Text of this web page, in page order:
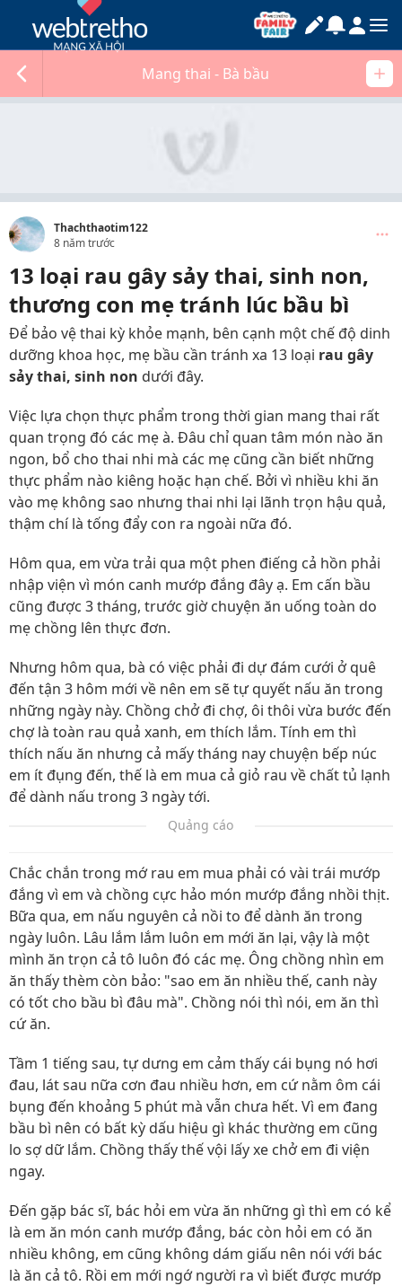
Mang thai - Bà bầu
Thachthaotim122
8 năm trước
13 loại rau gây sảy thai, sinh non,
thương con mẹ tránh lúc bầu bì
Để bảo vệ thai kỳ khỏe mạnh, bên cạnh một chế độ dinh
dưỡng khoa học, mẹ bầu cần tránh xa 13 loại rau gây
sảy thai, sinh non dưới đây.
Việc lựa chọn thực phẩm trong thời gian mang thai rất
quan trọng đó các mẹ à. Đâu chỉ quan tâm món nào ăn
ngon, bổ cho thai nhi mà các mẹ cũng cần biết những
thực phẩm nào kiêng hoặc hạn chế. Bởi vì nhiều khi ăn
vào mẹ không sao nhưng thai nhi lại lãnh trọn hậu quả,
thậm chí là tống đẩy con ra ngoài nữa đó.
Hôm qua, em vừa trải qua một phen điếng cả hồn phải
nhập viện vì món canh mướp đắng đây ạ. Em cấn bầu
cũng được 3 tháng, trước giờ chuyện ăn uống toàn do
mẹ chồng lên thực đơn.
Nhưng hôm qua, bà có việc phải đi dự đám cưới ở quê
đến tận 3 hôm mới về nên em sẽ tự quyết nấu ăn trong
những ngày này. Chồng chở đi chợ, ôi thôi vừa bước đến
chợ là toàn rau quả xanh, em thích lắm. Tính em thì
thích nấu ăn nhưng cả mấy tháng nay chuyện bếp núc
em ít đụng đến, thế là em mua cả giỏ rau về chất tủ lạnh
để dành nấu trong 3 ngày tới.
Quảng cáo
Chắc chắn trong mớ rau em mua phải có vài trái mướp
đắng vì em và chồng cực hảo món mướp đắng nhồi thịt.
Bữa qua, em nấu nguyên cả nồi to để dành ăn trong
ngày luôn. Lâu lắm lắm luôn em mới ăn lại, vậy là một
mình ăn trọn cả tô luôn đó các mẹ. Ông chồng nhìn em
ăn thấy thèm còn bảo: "sao em ăn nhiều thế, canh này
có tốt cho bầu bì đâu mà". Chồng nói thì nói, em ăn thì
cứ ăn.
Tầm 1 tiếng sau, tự dưng em cảm thấy cái bụng nó hơi
đau, lát sau nữa cơn đau nhiều hơn, em cứ nằm ôm cái
bụng đến khoảng 5 phút mà vẫn chưa hết. Vì em đang
bầu bì nên có bất kỳ dấu hiệu gì khác thường em cũng
lo sợ dữ lắm. Chồng thấy thế vội lấy xe chở em đi viện
ngay.
Đến gặp bác sĩ, bác hỏi em vừa ăn những gì thì em có kể
là em ăn món canh mướp đắng, bác còn hỏi em có ăn
nhiều không, em cũng không dám giấu nên nói với bác
là ăn cả tô. Rồi em mới ngớ người ra vì biết được mướp